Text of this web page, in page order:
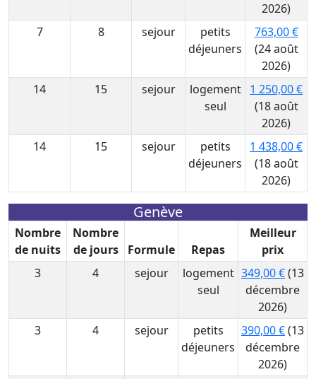
2026)
7
8 sejour
petits
déjeuners
763,00 €
(24 août
2026)
14
15 sejour
logement
seul
1 250,00 €
(18 août
2026)
14
15 sejour
petits
déjeuners
1 438,00 €
(18 août
2026)
Genève
Nombre
de nuits
Nombre
de jours
Formule Repas
Meilleur
prix
3
4 sejour
logement
seul
349,00 €(13
décembre
2026)
3
4 sejour
petits
déjeuners
390,00 €(13
décembre
2026)